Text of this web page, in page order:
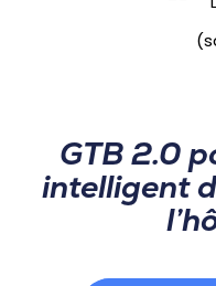
GTB 2.0
intelligent